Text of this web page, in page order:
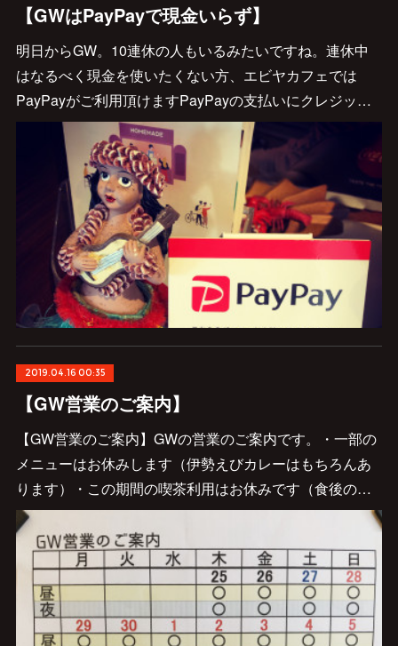
【GWはPayPayで現金いらず】
明日からGW。10連休の人もいるみたいですね。連休中
はなるべく現金を使いたくない方、エビヤカフェでは
PayPayがご利用頂けますPayPayの支払いにクレジッ…
2019.04.16 00:35
【GW営業のご案内】
【GW営業のご案内】GWの営業のご案内です。・一部の
メニューはお休みします（伊勢えびカレーはもちろんあ
ります）・この期間の喫茶利用はお休みです（食後の…